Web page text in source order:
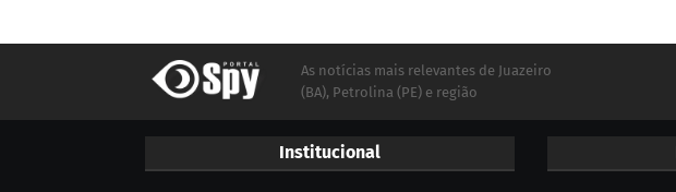
As notícias mais relevantes de Juazeiro
(BA), Petrolina (PE) e região
Institucional